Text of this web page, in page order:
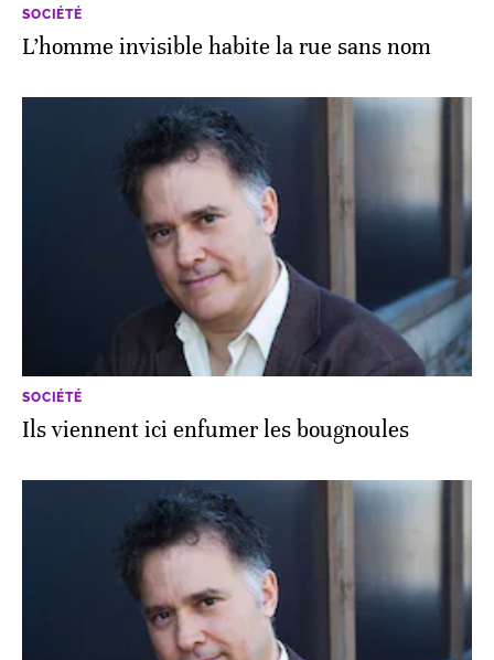
SOCIÉTÉ
L’homme invisible habite la rue sans nom
SOCIÉTÉ
Ils viennent ici enfumer les bougnoules